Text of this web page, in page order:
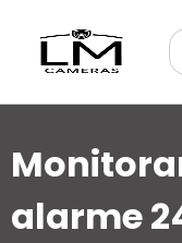
alarme